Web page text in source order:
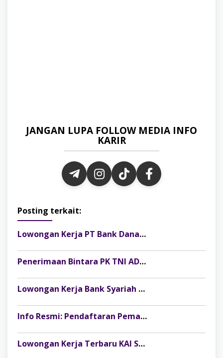
JANGAN LUPA FOLLOW MEDIA INFO
KARIR
Posting terkait:
Lowongan Kerja PT Bank Danamon Indonesia Tbk Terbaru
Penerimaan Bintara PK TNI AD Gelombang III T.A 2026 Dibuka, Simak Syarat Lengkap dan Cara Daftarnya!
Lowongan Kerja Bank Syariah Nasional (BSN) Danantara Indonesia Terbaru
Info Resmi: Pendaftaran Pemagangan Nasional 2026 Batch 1 Angkatan 2 Resmi Dibuka!
Lowongan Kerja Terbaru KAI Services Juli 2026: Posisi Perawatan Sarana untuk Lulusan SLTA